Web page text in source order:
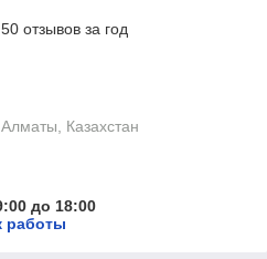
отзывов за год
Казахстан
до 18:00
работы